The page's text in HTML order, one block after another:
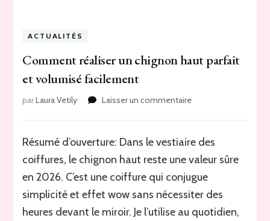
ACTUALITÉS
Comment réaliser un chignon haut parfait
et volumisé facilement
parLaura Vetily Laisser un commentairesur
haut
parfait
volumisé
facilement
Résumé d’ouverture: Dans le vestiaire des
coiffures, le chignon haut reste une valeur sûre
en 2026. C’est une coiffure qui conjugue
simplicité et effet wow sans nécessiter des
heures devant le miroir. Je l’utilise au quotidien,